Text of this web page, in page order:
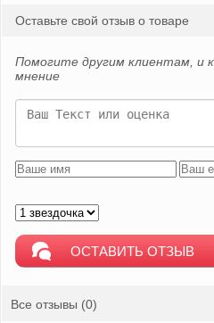
Оставьте свой отзыв о товаре
Помогите другим клиентам, и
мнение
Все отзывы (0)